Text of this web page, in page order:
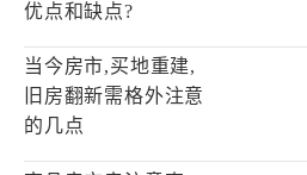
优点和缺点?
当今房市,买地重建,
旧房翻新需格外注意
的几点